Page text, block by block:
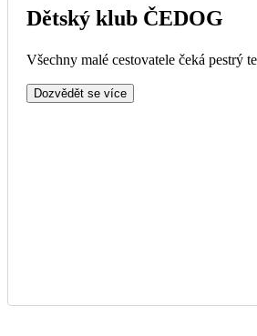
Dětský klub ČEDOG
Všechny malé cestovatele čeká pestrý
Dozvědět se více